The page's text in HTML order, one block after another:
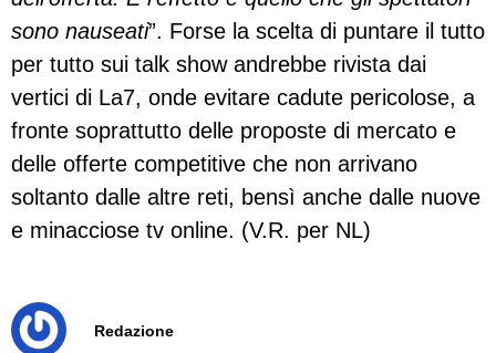
sono nauseati”. Forse la scelta di puntare il tutto
per tutto sui talk show andrebbe rivista dai
vertici di La7, onde evitare cadute pericolose, a
fronte soprattutto delle proposte di mercato e
delle offerte competitive che non arrivano
soltanto dalle altre reti, bensì anche dalle nuove
e minacciose tv online. (V.R. per NL)
Redazione